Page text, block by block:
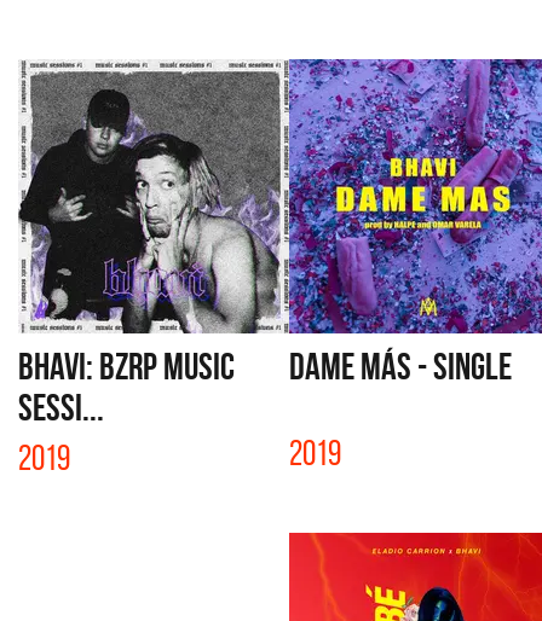
BHAVI: BZRP MUSIC
SESSI...
2019
DAME MÁS - SINGLE
2019